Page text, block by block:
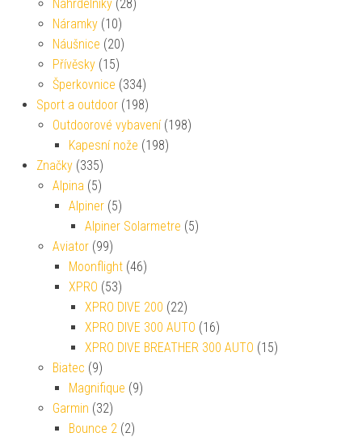
Náhrdelníky (28)
Náramky (10)
Náušnice (20)
Přívěsky (15)
Šperkovnice (334)
Sport a outdoor (198)
Outdoorové vybavení (198)
Kapesní nože (198)
Značky (335)
Alpina (5)
Alpiner (5)
Alpiner Solarmetre (5)
Aviator (99)
Moonflight (46)
XPRO (53)
XPRO DIVE 200 (22)
XPRO DIVE 300 AUTO (16)
XPRO DIVE BREATHER 300 AUTO (15)
Biatec (9)
Magnifique (9)
Garmin (32)
Bounce 2 (2)